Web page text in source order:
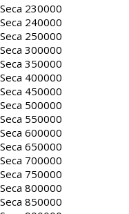
230000
240000
250000
300000
350000
400000
450000
500000
550000
600000
650000
700000
750000
800000
850000